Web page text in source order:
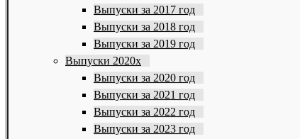
Выпуски за 2017 год
Выпуски за 2018 год
Выпуски за 2019 год
Выпуски 2020х
Выпуски за 2020 год
Выпуски за 2021 год
Выпуски за 2022 год
Выпуски за 2023 год